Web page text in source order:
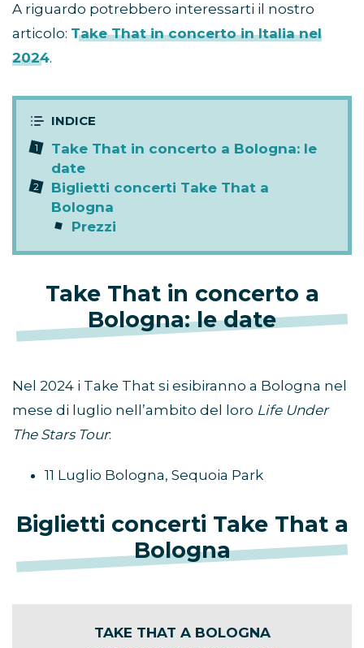
A riguardo potrebbero interessarti il nostro
articolo: Take That in concerto in Italia nel
2024.
Take That in concerto a Bologna: le
date
Biglietti concerti Take That a
Bologna
Prezzi
Take That in concerto a
Bologna: le date
Nel 2024 i Take That si esibiranno a Bologna nel
mese di luglio nell’ambito del loro Life Under
The Stars Tour:
11 Luglio Bologna, Sequoia Park
Biglietti concerti Take That a
Bologna
TAKE THAT A BOLOGNA